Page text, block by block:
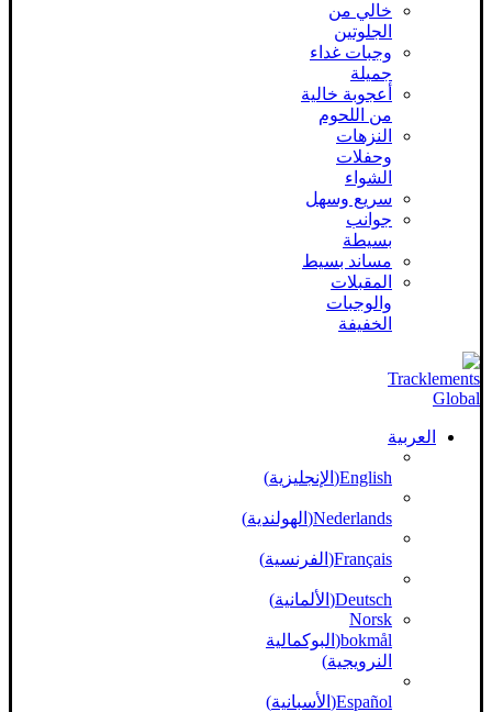
خالي من
الجلوتين
وجبات غداء
جميلة
أعجوبة خالية
من اللحوم
النزهات
وحفلات
الشواء
سريع وسهل
جوانب
بسيطة
مساند بسيط
المقبلات
والوجبات
الخفيفة
العربية
English
( الإنجليزية)
Nederlands
( الهولندية)
Français
( الفرنسية)
Deutsch
( الألمانية)
Norsk
bokmål
( البوكمالية
النرويجية)
Español
( الأسبانية)